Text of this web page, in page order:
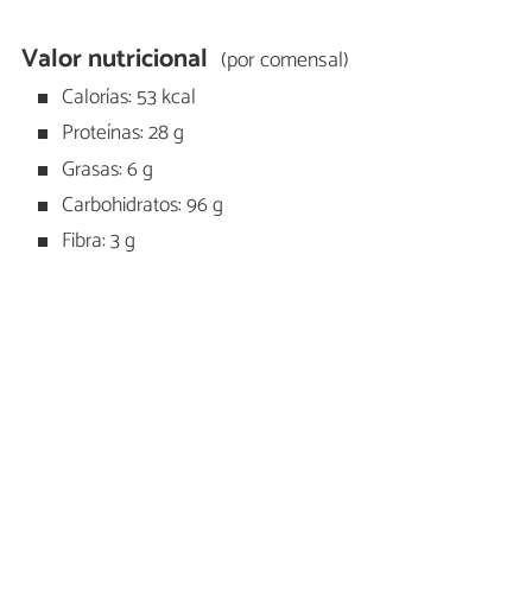
Valor nutricional (por comensal)
Calorías: 53 kcal
Proteínas: 28 g
Grasas: 6 g
Carbohidratos: 96 g
Fibra: 3 g